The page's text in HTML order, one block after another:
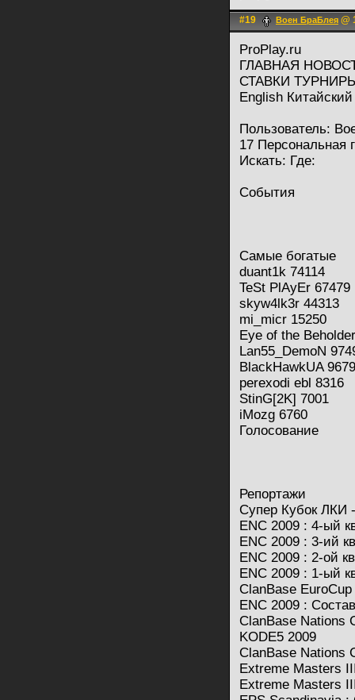
#19 Воен БраБлея @
ProPlay.ru
ГЛАВНАЯ
СТАВКИ
English Китайский
Пользователь:
17 Персональная
Искать: Где:
События
Самые богатые
duant1k 74114
TeSt PlAyEr 67479
skyw4lk3r 44313
mi_micr 15250
Eye of the
Lan55_DemoN
BlackHawkUA 9679
perexodi ebl 8316
StinG[2K] 7001
iMozg 6760
Голосование
Репортажи
Супер Кубок ЛКИ
ENC 2009 : 4-ый
ENC 2009 : 3-ий
ENC 2009 : 2-ой
ENC 2009 : 1-ый
ClanBase
ENC 2009 :
ClanBase
KODE5 2009
ClanBase Nations
Extreme Masters
Extreme Masters